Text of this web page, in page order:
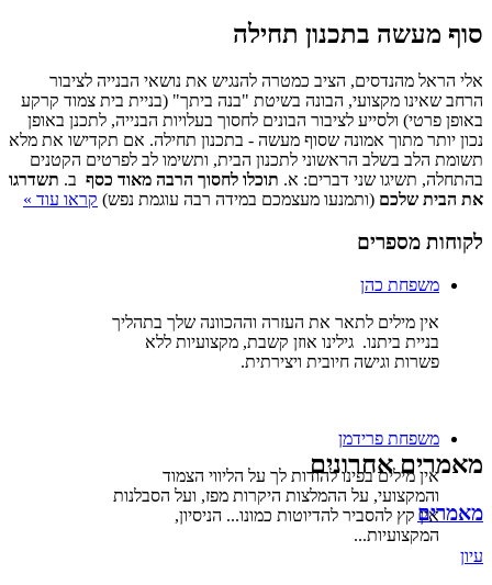
סוף מעשה בתכנון תחילה
אלי הראל מהנדסים, הציב כמטרה להנגיש את נושאי הבנייה לציבור
הרחב שאינו מקצועי, הבונה בשיטת "בנה ביתך" (בניית בית צמוד קרקע
באופן פרטי) ולסייע לציבור הבונים לחסוך בעלויות הבנייה, לתכנן באופן
נכון יותר מתוך אמונה שסוף מעשה - בתכנון תחילה. אם תקדישו את מלא
תשומת הלב בשלב הראשוני לתכנון הבית, ותשימו לב לפרטים הקטנים
בהתחלה, תשיגו שני דברים: א. תוכלו לחסוך הרבה מאוד כסף ב. תשדרגו
את הבית שלכם (ותמנעו מעצמכם במידה רבה עוגמת נפש) קראו עוד »
לקוחות מספרים
משפחת כהן
אין מילים לתאר את העזרה וההכוונה שלך בתהליך
בניית ביתנו. גילינו אוזן קשבת, מקצועיות ללא
פשרות וגישה חיובית ויצירתית.
משפחת פרידמן
אין מילים בפינו להודות לך על הליווי הצמוד
והמקצועי, על ההמלצות היקרות מפז, ועל הסבלנות
אין קץ להסביר להדיוטות כמונו... הניסיון,
המקצועיות...
מאמרים אחרונים
מאמרים
עיון